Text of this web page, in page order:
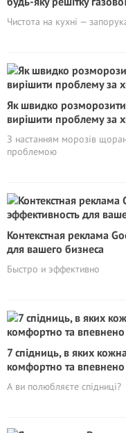
Чистота на кухні —
Як швидко розморозити
вирішити проблему за
З настанням морозів
проблемою
Контекстная реклама
для вашего бизнеса
Быстро и эффективно
7 спідниць, в яких
комфортно та впевнено
А ви полюбляєте спідниці?